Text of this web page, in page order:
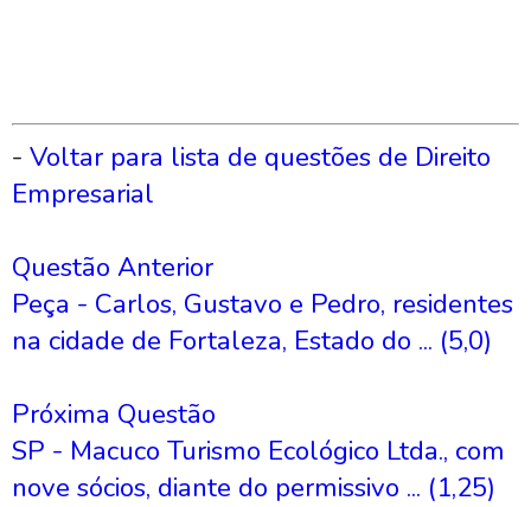
- Voltar para lista de questões de Direito
Empresarial
Questão Anterior
Peça - Carlos, Gustavo e Pedro, residentes
na cidade de Fortaleza, Estado do ... (5,0)
Próxima Questão
SP - Macuco Turismo Ecológico Ltda., com
nove sócios, diante do permissivo ... (1,25)